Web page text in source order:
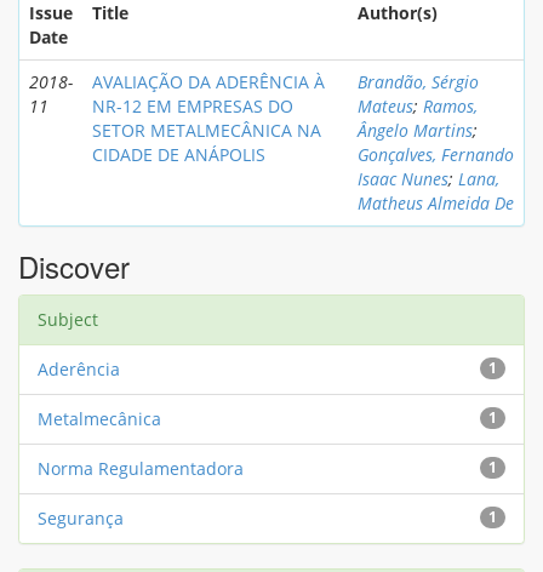
Issue
Date
Title Author(s)
2018-
11
AVALIAÇÃO DA ADERÊNCIA À
NR-12 EM EMPRESAS DO
SETOR METALMECÂNICA NA
CIDADE DE ANÁPOLIS
Brandão, Sérgio
Mateus; Ramos,
Ângelo Martins;
Gonçalves, Fernando
Isaac Nunes; Lana,
Matheus Almeida De
Discover
Subject
1
Aderência
1
Metalmecânica
1
Norma Regulamentadora
1
Segurança